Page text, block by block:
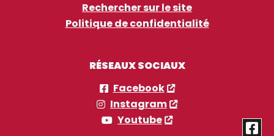
Rechercher sur le site
Politique de confidentialité
RÉSEAUX SOCIAUX
Facebook
Instagram
Youtube